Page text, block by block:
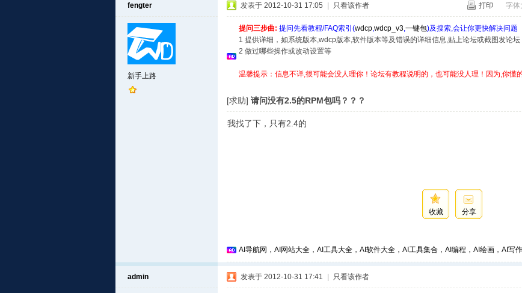
fengter
新手上路
打印 字体
发表于 2012-10-31 17:05 只看该作者
提问三步曲: 提问先看教程/FAQ索引(wdcp,wdcp_v3,一键包)及搜索,会让你更快解决问题
1 提供详细，如系统版本,wdcp版本,软件版本等及错误的详细信息,贴上论坛或截图发论坛
2 做过哪些操作或改动设置等
温馨提示：信息不详,很可能会没人理你！论坛有教程说明的，也可能没人理！因为,你懂
[求助] 请问没有2.5的RPM包吗？？？
我找了下，只有2.4的
收藏 分享
AI导航网，AI网站大全，AI工具大全，AI软件大全，AI工具集合，AI编程，AI绘画，AI写
admin 发表于 2012-10-31 17:41 只看该作者